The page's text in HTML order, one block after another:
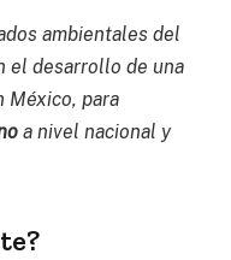
ambientales del
el desarrollo de una
México, para
a nivel nacional y